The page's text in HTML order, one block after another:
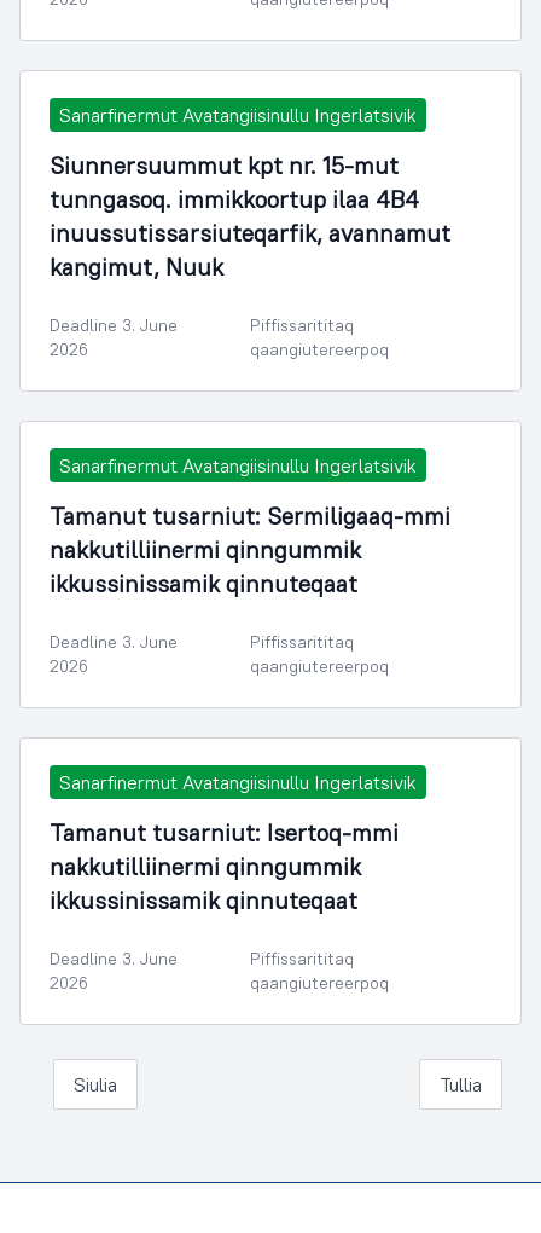
Sanarfinermut Avatangiisinullu Ingerlatsivik
Siunnersuummut kpt nr. 15-mut
tunngasoq. immikkoortup ilaa 4B4
inuussutissarsiuteqarfik, avannamut
kangimut, Nuuk
Deadline 3. June
2026
Piffissarititaq
qaangiutereerpoq
Sanarfinermut Avatangiisinullu Ingerlatsivik
Tamanut tusarniut: Sermiligaaq-mmi
nakkutilliinermi qinngummik
ikkussinissamik qinnuteqaat
Deadline 3. June
2026
Piffissarititaq
qaangiutereerpoq
Sanarfinermut Avatangiisinullu Ingerlatsivik
Tamanut tusarniut: Isertoq-mmi
nakkutilliinermi qinngummik
ikkussinissamik qinnuteqaat
Deadline 3. June
2026
Piffissarititaq
qaangiutereerpoq
Siulia Tullia